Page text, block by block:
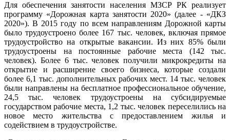
Для обеспечения занятости населения МЗСР РК реализует
программу «Дорожная карта занятости 2020» (далее - «ДКЗ
2020»). В 2015 году по всем направлениям Дорожной карты
было трудоустроено более 167 тыс. человек, включая прямое
трудоустройство на открытые вакансии. Из них 85% были
трудоустроены на постоянные рабочие места (142 тыс.
человек). Более 6 тыс. человек получили микрокредиты на
открытие и расширение своего бизнеса, которые создали
более 6,1 тыс. дополнительных рабочих мест. 14 тыс. человек
были направлены на бесплатное профессиональное обучение,
24,5 тыс. человек трудоустроены на субсидируемые
государством рабочие места, 1,2 тыс. человек переселились на
новое место жительства с предоставлением жилья и
содействием в трудоустройстве.